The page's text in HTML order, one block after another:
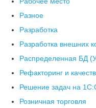
Разное
Разработка
Разработка внешних
Распределенная БД
Рефакторинг и
Решение задач на
Розничная торговля